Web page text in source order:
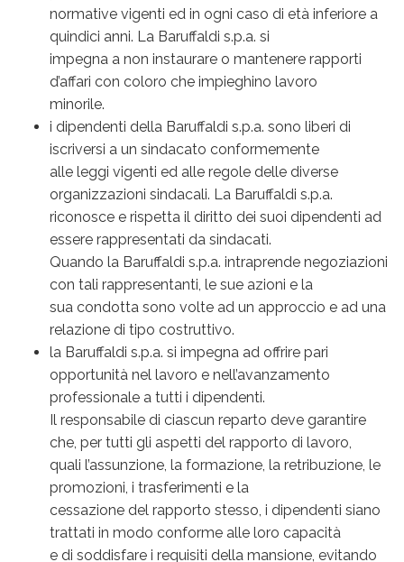
normative vigenti ed in ogni caso di età inferiore a
quindici anni. La Baruffaldi s.p.a. si
impegna a non instaurare o mantenere rapporti
d’affari con coloro che impieghino lavoro
minorile.
i dipendenti della Baruffaldi s.p.a. sono liberi di
iscriversi a un sindacato conformemente
alle leggi vigenti ed alle regole delle diverse
organizzazioni sindacali. La Baruffaldi s.p.a.
riconosce e rispetta il diritto dei suoi dipendenti ad
essere rappresentati da sindacati.
Quando la Baruffaldi s.p.a. intraprende negoziazioni
con tali rappresentanti, le sue azioni e la
sua condotta sono volte ad un approccio e ad una
relazione di tipo costruttivo.
la Baruffaldi s.p.a. si impegna ad offrire pari
opportunità nel lavoro e nell’avanzamento
professionale a tutti i dipendenti.
Il responsabile di ciascun reparto deve garantire
che, per tutti gli aspetti del rapporto di lavoro,
quali l’assunzione, la formazione, la retribuzione, le
promozioni, i trasferimenti e la
cessazione del rapporto stesso, i dipendenti siano
trattati in modo conforme alle loro capacità
e di soddisfare i requisiti della mansione, evitando